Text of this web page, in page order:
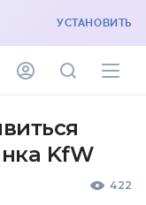
УСТАНОВИТЬ
KfW
422